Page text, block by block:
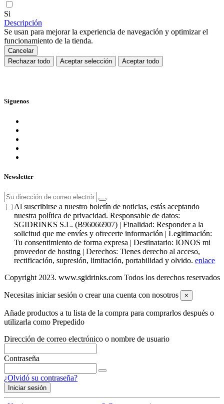
Si
Descripción
Se usan para mejorar la experiencia de navegación y optimizar el
funcionamiento de la tienda.
Cancelar
Rechazar todo
Aceptar selección Aceptar todo
Síguenos
Newsletter
Al suscribirse a nuestro boletín de noticias, estás aceptando
nuestra política de privacidad. Responsable de datos:
SGIDRINKS S.L. (B96066907) | Finalidad: Responder a la
solicitud que me envíes y ofrecerte información | Legitimación:
Tu consentimiento de forma expresa | Destinatario: IONOS mi
proveedor de hosting | Derechos: Tienes derecho al acceso,
rectificación, supresión, limitación, portabilidad y olvido. enlace
Copyright 2023. www.sgidrinks.com Todos los derechos reservados
Necesitas iniciar sesión o crear una cuenta con nosotros ×
Añade productos a tu lista de la compra para comprarlos después o
utilizarla como Prepedido
Dirección de correo electrónico o nombre de usuario
Contraseña
¿Olvidó su contraseña?
Iniciar sesión